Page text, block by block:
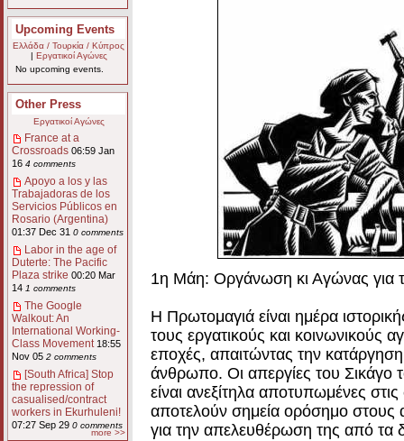
Upcoming Events
Ελλάδα / Τουρκία / Κύπρος
Εργατικοί Αγώνες
No upcoming events.
Other Press
Εργατικοί Αγώνες
France at a
Crossroads 06:59 Jan
16 4 comments
Apoyo a los y las
Trabajadoras de los
Servicios Públicos en
Rosario (Argentina)
01:37 Dec 31 0 comments
Labor in the age of
Duterte: The Pacific
Plaza strike 00:20 Mar
14 1 comments
The Google
Walkout: An
International Working-
Class Movement 18:55
Nov 05 2 comments
[South Africa] Stop
the repression of
casualised/contract
workers in Ekurhuleni!
07:27 Sep 29 0 comments
more >>
1η Μάη: Οργάνωση κι Αγώνας για
Η Πρωτομαγιά είναι ημέρα
τους εργατικούς και
εποχές, απαιτώντας την
άνθρωπο. Οι απεργίες του Σικάγο
είναι ανεξίτηλα αποτυπωμένες
αποτελούν σημεία ορόσημο στους
για την απελευθέρωση της από τα